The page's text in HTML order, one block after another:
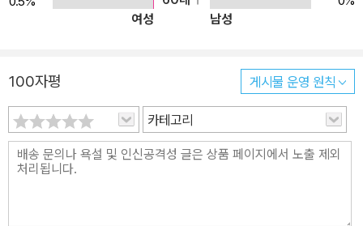
여성
남성
100자평 게시물 운영 원칙
카테고리